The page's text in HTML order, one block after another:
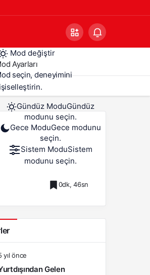
Mod değiştir
Ayarları
seçin, deneyimini
Gündüz ModuGündüz
modunu seçin.
Gece ModuGece modunu
seçin.
Sistem ModuSistem
modunu seçin.
0dk, 46sn
yıl önce
Gelen